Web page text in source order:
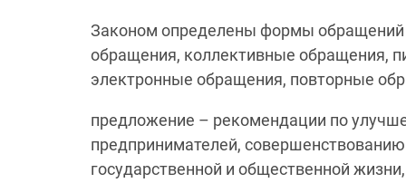
Законом определены формы
обращения, коллективные обращения,
электронные обращения, повторные
предложение – рекомендации по
предпринимателей,
государственной и общественной